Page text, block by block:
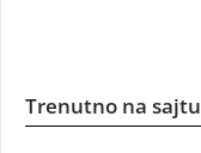
Trenutno na sajtu